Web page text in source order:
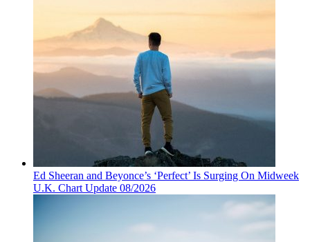
Ed Sheeran and Beyonce’s ‘Perfect’ Is Surging On Midweek
U.K. Chart Update 08/2026